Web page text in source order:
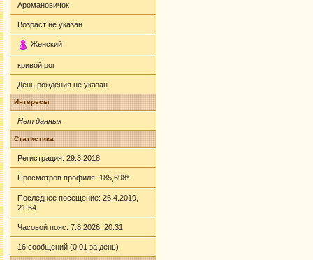
Аромановичок
Возраст не указан
Женский
кривой рог
День рождения не указан
Интересы
Нет данных
Статистика
Регистрация: 29.3.2018
Просмотров профиля: 185,698*
Последнее посещение: 26.4.2019,
21:54
Часовой пояс: 7.8.2026, 20:31
16 сообщений (0.01 за день)